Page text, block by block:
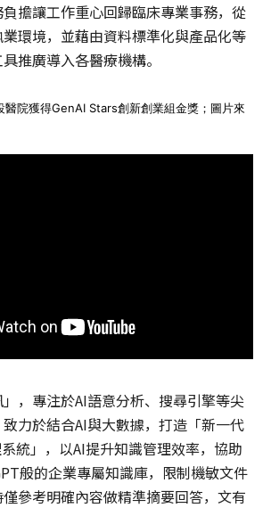
擔讓工作重心回歸臨床專業事務，從
環境，並藉由資料標準化與產品化等
推廣導入各醫療機構。
醫院獲得GenAI Stars創新創業組金獎；圖片來
，專注於AI語意分析、搜尋引擎等尖
力於結合AI與大數據，打造「新一代
統」，以AI提升知識管理效率，協助
般的企業專屬知識庫，限制機敏文件
參考明確內容做精準摘要回答，文有